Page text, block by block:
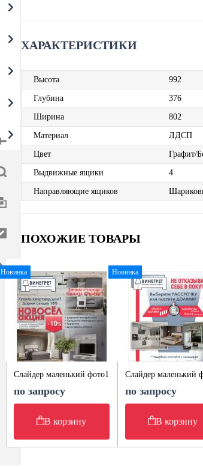
ХАРАКТЕРИСТИКИ
Высота 992
Глубина 376
Ширина 802
Материал ЛДСП
Цвет Графит/
Выдвижные ящики 4
Направляющие ящиков
ПОХОЖИЕ ТОВАРЫ
Новинка
Слайдер маленький фото1
по запросу
В корзину
Новинка
Слайдер маленький
по запросу
В корзину